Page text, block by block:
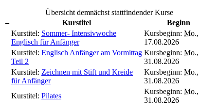
Übersicht demnächst stattfindender Kurse
–
Kurstitel
Beginn
Kurstitel: Sommer- Intensivwoche
Englisch für Anfänger
Kursbeginn: Mo.,
17.08.2026
Kurstitel: Englisch Anfänger am Vormittag
Teil 2
Kursbeginn: Mo.,
31.08.2026
Kurstitel: Zeichnen mit Stift und Kreide
für Anfänger
Kursbeginn: Mo.,
31.08.2026
Kurstitel: Pilates
Kursbeginn: Mo.,
31.08.2026